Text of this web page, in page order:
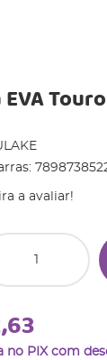
a avaliar!
no PIX com